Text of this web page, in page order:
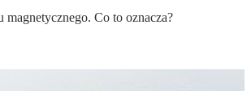
Co to oznacza?